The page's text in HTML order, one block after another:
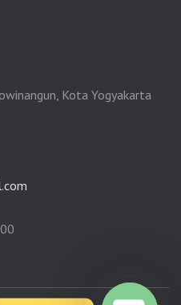
Kota Yogyakarta